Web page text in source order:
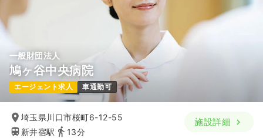
一般財団法人
鳩ヶ谷中央病院
エージェント求人 車通勤可
埼玉県川口市桜町6-12-55
新井宿駅
13分
施設詳細